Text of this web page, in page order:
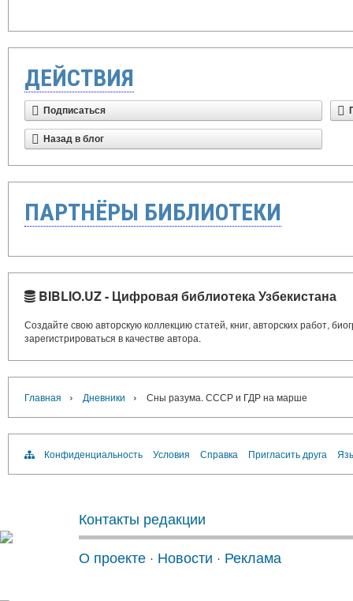
ДЕЙСТВИЯ
Подписаться
Назад в блог
ПАРТНЁРЫ БИБЛИОТЕКИ
BIBLIO.UZ - Цифровая библиотека Узбекистана
Создайте свою авторскую коллекцию статей, книг, авторских работ,
зарегистрироваться в качестве автора.
Главная › Дневники › Сны разума. СССР и ГДР на марше
Конфиденциальность Условия Справка Пригласить друга
Контакты редакции
О проекте · Новости · Реклама